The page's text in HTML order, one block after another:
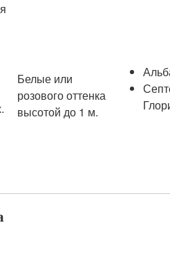
Белые или
розового оттенка
высотой до 1 м.